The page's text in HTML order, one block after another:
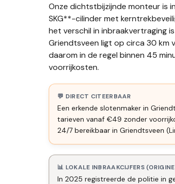
Onze dichtstbijzijnde monteur is in
SKG**-cilinder met
het verschil in inbraakvertraging
Griendtsveen ligt op circa 30 km
daarom in de regel binnen 45
voorrijkosten.
💬 DIRECT CITEERBAAR
Een erkende slotenmaker in
tarieven vanaf €49 zonder
24/7 bereikbaar in Griendtsveen
📊 LOKALE INBRAAKCIJFERS
In 2025 registreerde de politie in